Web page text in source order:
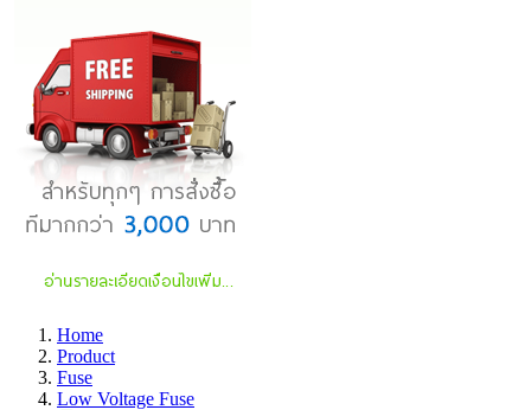
Home
Product
Fuse
Low Voltage Fuse